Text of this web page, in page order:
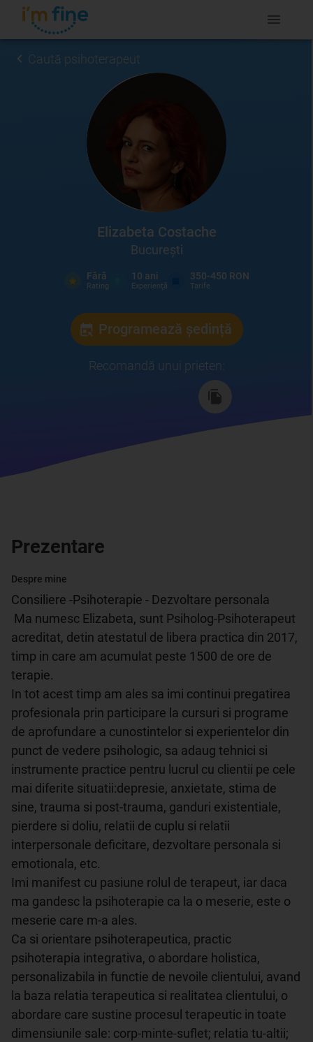
Caută psihoterapeut
Elizabeta Costache
București
Fără
Rating
10 ani
Experienţă
350-450 RON
Tarife
Programează ședință
Recomandă unui prieten:
Prezentare
Despre mine
Consiliere -Psihoterapie - Dezvoltare personala
acreditat, detin atestatul de libera practica din 2017,
timp in care am acumulat peste 1500 de ore de
terapie.
In tot acest timp am ales sa imi continui pregatirea
profesionala prin participare la cursuri si programe
de aprofundare a cunostintelor si experientelor din
punct de vedere psihologic, sa adaug tehnici si
instrumente practice pentru lucrul cu clientii pe cele
mai diferite situatii:depresie, anxietate, stima de
sine, trauma si post-trauma, ganduri existentiale,
pierdere si doliu, relatii de cuplu si relatii
interpersonale deficitare, dezvoltare personala si
emotionala, etc.
Imi manifest cu pasiune rolul de terapeut, iar daca
ma gandesc la psihoterapie ca la o meserie, este o
meserie care m-a ales.
Ca si orientare psihoterapeutica, practic
psihoterapia integrativa, o abordare holistica,
personalizabila in functie de nevoile clientului, avand
la baza relatia terapeutica si realitatea clientului, o
abordare care sustine procesul terapeutic in toate
dimensiunile sale: corp-minte-suflet; relatia tu-altii;